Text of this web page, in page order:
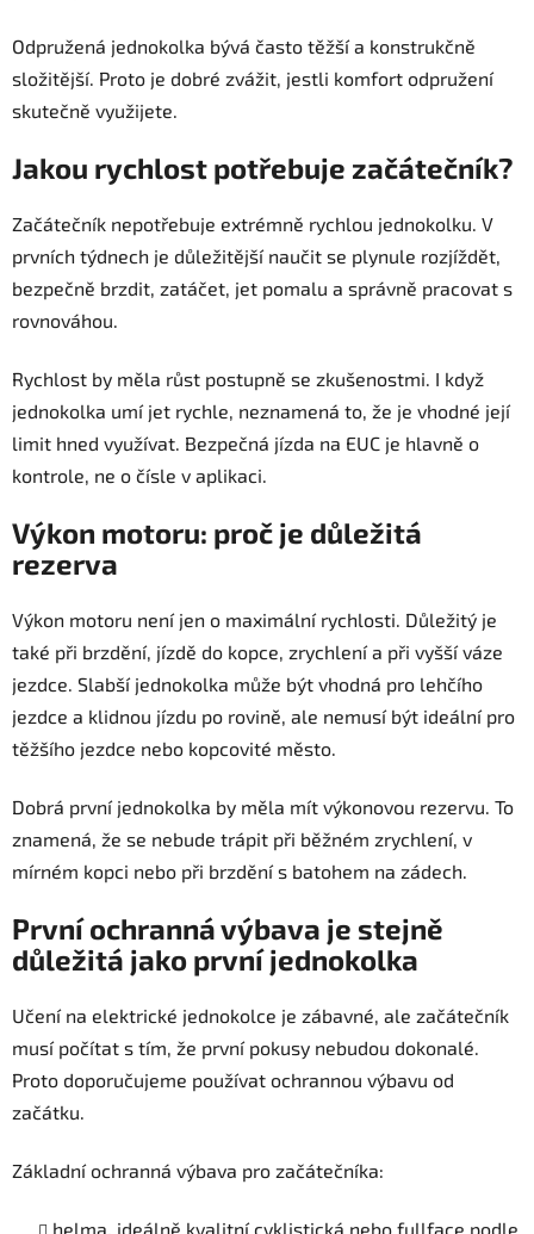
Odpružená jednokolka bývá často těžší a konstrukčně
složitější. Proto je dobré zvážit, jestli komfort odpružení
skutečně využijete.
Jakou rychlost potřebuje začátečník?
Začátečník nepotřebuje extrémně rychlou jednokolku. V
prvních týdnech je důležitější naučit se plynule rozjíždět,
bezpečně brzdit, zatáčet, jet pomalu a správně pracovat s
rovnováhou.
Rychlost by měla růst postupně se zkušenostmi. I když
jednokolka umí jet rychle, neznamená to, že je vhodné její
limit hned využívat. Bezpečná jízda na EUC je hlavně o
kontrole, ne o čísle v aplikaci.
Výkon motoru: proč je důležitá
rezerva
Výkon motoru není jen o maximální rychlosti. Důležitý je
také při brzdění, jízdě do kopce, zrychlení a při vyšší váze
jezdce. Slabší jednokolka může být vhodná pro lehčího
jezdce a klidnou jízdu po rovině, ale nemusí být ideální pro
těžšího jezdce nebo kopcovité město.
Dobrá první jednokolka by měla mít výkonovou rezervu. To
znamená, že se nebude trápit při běžném zrychlení, v
mírném kopci nebo při brzdění s batohem na zádech.
První ochranná výbava je stejně
důležitá jako první jednokolka
Učení na elektrické jednokolce je zábavné, ale začátečník
musí počítat s tím, že první pokusy nebudou dokonalé.
Proto doporučujeme používat ochrannou výbavu od
začátku.
Základní ochranná výbava pro začátečníka:
helma, ideálně kvalitní cyklistická nebo fullface podle